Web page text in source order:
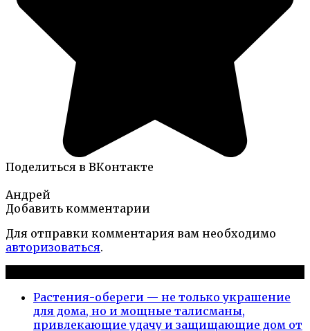
Поделиться в ВКонтакте
Андрей
Добавить комментарии
Для отправки комментария вам необходимо
авторизоваться.
Растения-обереги — не только украшение
для дома, но и мощные талисманы,
привлекающие удачу и защищающие дом от